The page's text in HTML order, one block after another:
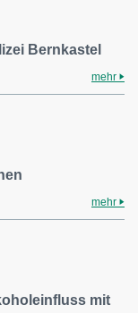
Bernkastel
mehr
mehr
mit